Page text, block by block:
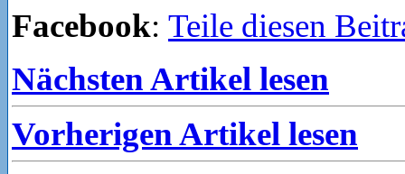
Facebook: Teile diesen
Nächsten Artikel lesen
Vorherigen Artikel lesen